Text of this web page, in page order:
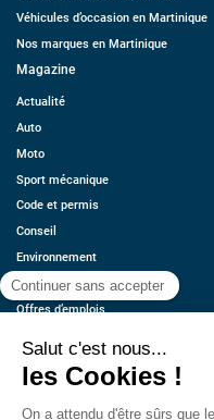
Véhicules d’occasion en Martinique
Nos marques en Martinique
Magazine
Actualité
Auto
Moto
Sport mécanique
Code et permis
Conseil
Environnement
Économie
Offres d’emplois
Contact